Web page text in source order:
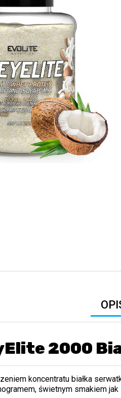
2000
koncentratu białka
świetnym smakiem